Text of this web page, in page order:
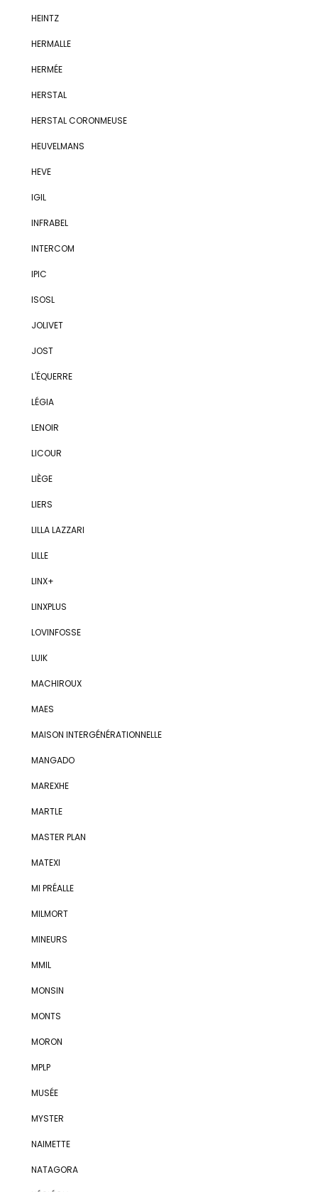
HEINTZ
HERMALLE
HERMÉE
HERSTAL
HERSTAL CORONMEUSE
HEUVELMANS
HEVE
IGIL
INFRABEL
INTERCOM
IPIC
ISOSL
JOLIVET
JOST
L'ÉQUERRE
LÉGIA
LENOIR
LICOUR
LIÈGE
LIERS
LILLA LAZZARI
LILLE
LINX+
LINXPLUS
LOVINFOSSE
LUIK
MACHIROUX
MAES
MAISON INTERGÉNÉRATIONNELLE
MANGADO
MAREXHE
MARTLE
MASTER PLAN
MATEXI
MI PRÉALLE
MILMORT
MINEURS
MMIL
MONSIN
MONTS
MORON
MPLP
MUSÉE
MYSTER
NAIMETTE
NATAGORA